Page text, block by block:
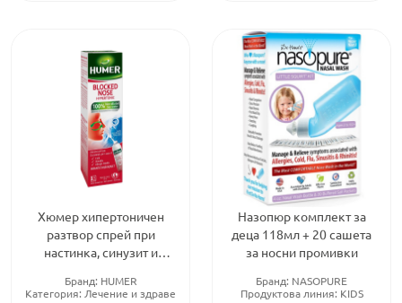
Хюмер хипертоничен
разтвор спрей при
настинка, синузит и
Бранд: HUMER
Категория: Лечение и здраве
Назопюр комплект за
деца 118мл + 20 сашета
за носни промивки
Бранд: NASOPURE
Продуктова линия: KIDS